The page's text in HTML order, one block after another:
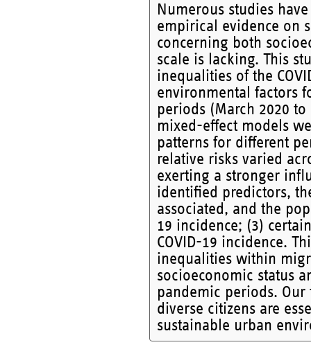
Numerous studies
empirical evidence on
concerning both
scale is lacking. This
inequalities of the
environmental factors
periods (March 2020
mixed-effect models
patterns for different
relative risks varied
exerting a stronger
identified predictors,
associated, and the
19 incidence; (3)
COVID-19 incidence.
inequalities within
socioeconomic status
pandemic periods.
diverse citizens are
sustainable urban